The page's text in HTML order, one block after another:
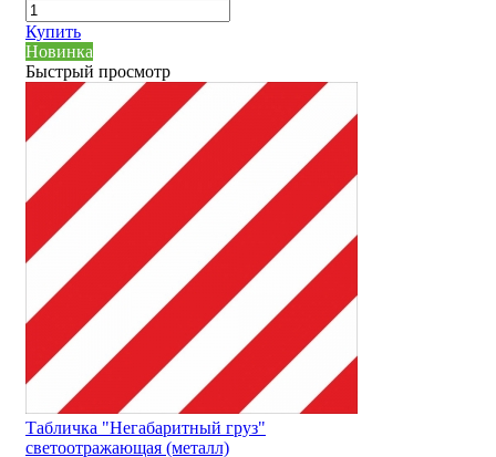
Купить
Новинка
Быстрый просмотр
Табличка "Негабаритный груз"
светоотражающая (металл)